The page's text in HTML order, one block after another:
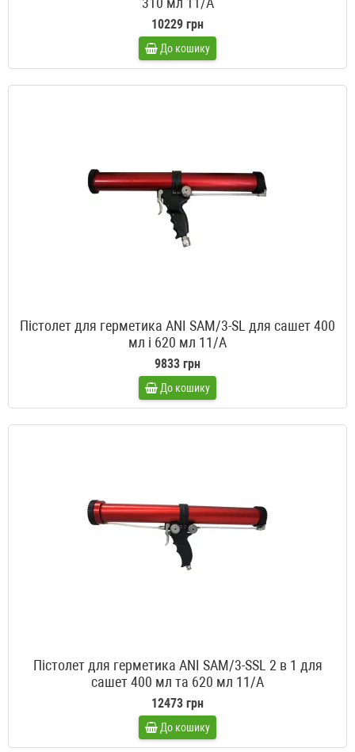
10229 грн
До кошику
Пістолет для герметика ANI SAM/3-SL для сашет 400
мл і 620 мл 11/A
9833 грн
До кошику
Пістолет для герметика ANI SAM/3-SSL 2 в 1 для
сашет 400 мл та 620 мл 11/A
12473 грн
До кошику